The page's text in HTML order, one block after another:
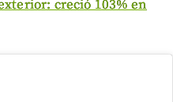
creció 103% en